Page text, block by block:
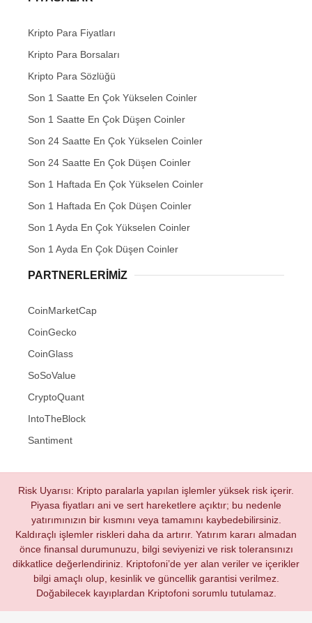
Kripto Para Fiyatları
Kripto Para Borsaları
Kripto Para Sözlüğü
Son 1 Saatte En Çok Yükselen Coinler
Son 1 Saatte En Çok Düşen Coinler
Son 24 Saatte En Çok Yükselen Coinler
Son 24 Saatte En Çok Düşen Coinler
Son 1 Haftada En Çok Yükselen Coinler
Son 1 Haftada En Çok Düşen Coinler
Son 1 Ayda En Çok Yükselen Coinler
Son 1 Ayda En Çok Düşen Coinler
PARTNERLERIMIZ
CoinMarketCap
CoinGecko
CoinGlass
SoSoValue
CryptoQuant
IntoTheBlock
Santiment
Risk Uyarısı: Kripto paralarla yapılan işlemler yüksek risk içerir.
Piyasa fiyatları ani ve sert hareketlere açıktır; bu nedenle
yatırımınızın bir kısmını veya tamamını kaybedebilirsiniz.
Kaldıraçlı işlemler riskleri daha da artırır. Yatırım kararı almadan
önce finansal durumunuzu, bilgi seviyenizi ve risk toleransınızı
dikkatlice değerlendiriniz. Kriptofoni’de yer alan veriler ve içerikler
bilgi amaçlı olup, kesinlik ve güncellik garantisi verilmez.
Doğabilecek kayıplardan Kriptofoni sorumlu tutulamaz.